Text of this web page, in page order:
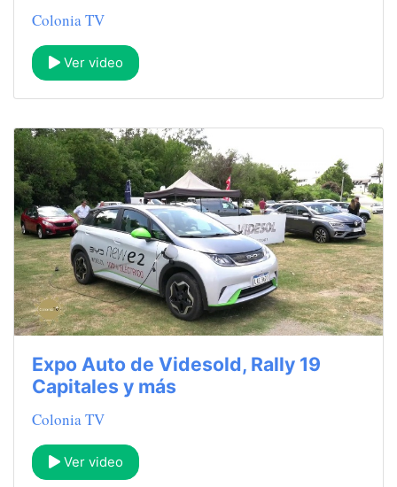
Colonia TV
Ver video
Expo Auto de Videsold, Rally 19
Capitales y más
Colonia TV
Ver video